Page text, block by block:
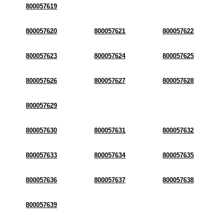
800057619
800057620 800057621 800057622
800057623 800057624 800057625
800057626 800057627 800057628
800057629
800057630 800057631 800057632
800057633 800057634 800057635
800057636 800057637 800057638
800057639